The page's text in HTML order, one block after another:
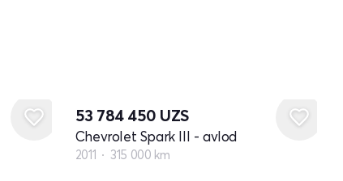
53 784 450 UZS
Chevrolet Spark III - avlod
2011 315 000 km